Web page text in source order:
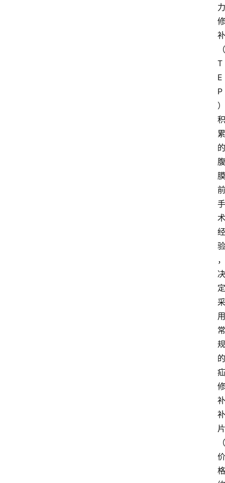
力
修
补
（
T
E
P
）
积
累
的
腹
膜
前
手
术
经
验
，
决
定
采
用
常
规
的
疝
修
补
补
片
（
价
格